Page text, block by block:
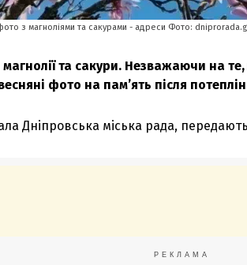
фото з магноліями та сакурами - адреси Фото:
магнолії та сакури. Незважаючи на
фото на пам’ять після
Дніпровська міська рада,
РЕКЛАМА